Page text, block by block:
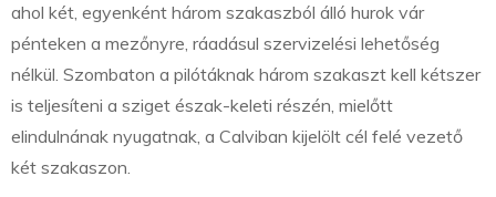
ahol két, egyenként három szakaszból álló hurok vár
pénteken a mezőnyre, ráadásul szervizelési lehetőség
nélkül. Szombaton a pilótáknak három szakaszt kell kétszer
is teljesíteni a sziget észak-keleti részén, mielőtt
elindulnának nyugatnak, a Calviban kijelölt cél felé vezető
két szakaszon.